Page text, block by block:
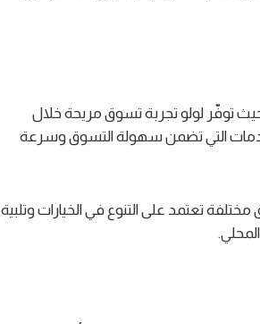
إلى 2:00 بعد منتصف الليل، حيث توفّر لولو تجربة تسوق مريحة خلال
التي تضمن سهولة التسوق وسرعة
تعتمد على التنوع في الخيارات وتلبية